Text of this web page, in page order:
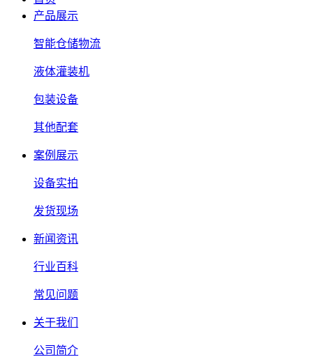
产品展示
智能仓储物流
液体灌装机
包装设备
其他配套
案例展示
设备实拍
发货现场
新闻资讯
行业百科
常见问题
关于我们
公司简介